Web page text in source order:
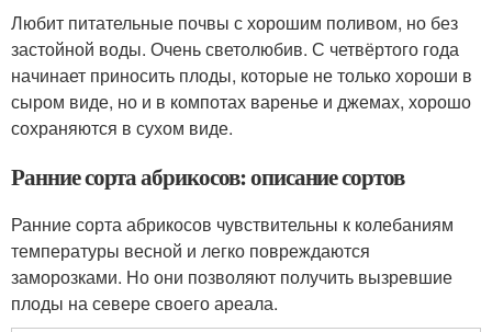
Любит питательные почвы с хорошим поливом, но без
застойной воды. Очень светолюбив. С четвёртого года
начинает приносить плоды, которые не только хороши в
сыром виде, но и в компотах варенье и джемах, хорошо
сохраняются в сухом виде.
Ранние сорта абрикосов: описание сортов
Ранние сорта абрикосов чувствительны к колебаниям
температуры весной и легко повреждаются
заморозками. Но они позволяют получить вызревшие
плоды на севере своего ареала.